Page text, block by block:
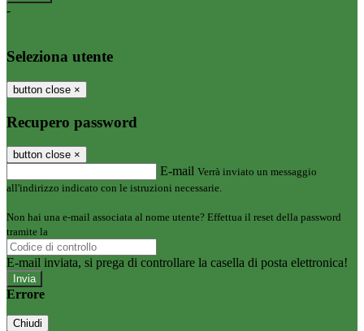
-
Seleziona utente
button close ×
Recupero password
button close ×
E-mail Verrà inviato un messaggio
all'indirizzo indicato con le istruzioni necessarie.
Non hai una e-mail associata al nome utente? Effettua il reset della password
tramite la
E-mail inviata, si prega di controllare la casella di posta elettronica!
Errore
Chiudi